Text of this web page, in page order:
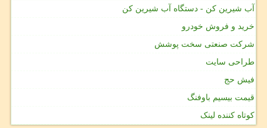
آب شیرین کن - دستگاه آب شیرین کن
خرید و فروش خودرو
شرکت صنعتی سخت پوشش
طراحی سایت
فیش حج
قیمت بیسیم باوفنگ
کوتاه کننده لینک